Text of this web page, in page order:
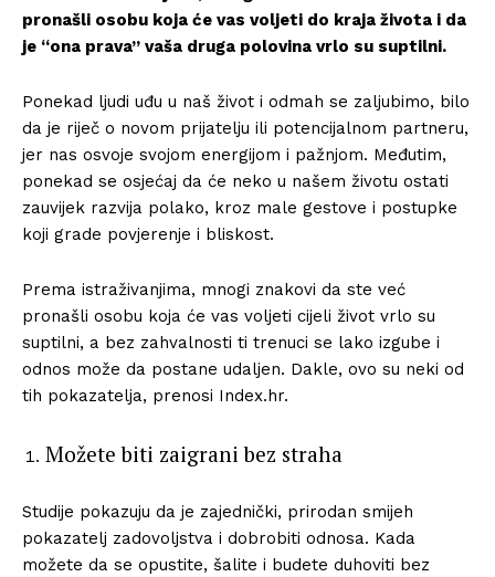
pronašli osobu koja će vas voljeti do kraja života i da
je “ona prava” vaša druga polovina vrlo su suptilni.
Ponekad ljudi uđu u naš život i odmah se zaljubimo, bilo
da je riječ o novom prijatelju ili potencijalnom partneru,
jer nas osvoje svojom energijom i pažnjom. Međutim,
ponekad se osjećaj da će neko u našem životu ostati
zauvijek razvija polako, kroz male gestove i postupke
koji grade povjerenje i bliskost.
Prema istraživanjima, mnogi znakovi da ste već
pronašli osobu koja će vas voljeti cijeli život vrlo su
suptilni, a bez zahvalnosti ti trenuci se lako izgube i
odnos može da postane udaljen. Dakle, ovo su neki od
tih pokazatelja, prenosi Index.hr.
Možete biti zaigrani bez straha
Studije pokazuju da je zajednički, prirodan smijeh
pokazatelj zadovoljstva i dobrobiti odnosa. Kada
možete da se opustite, šalite i budete duhoviti bez